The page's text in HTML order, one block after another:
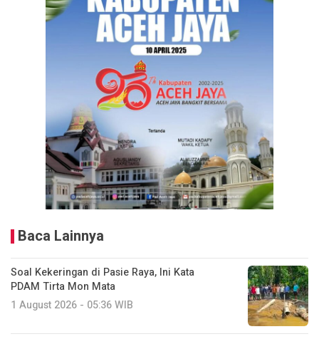
Baca Lainnya
Soal Kekeringan di Pasie Raya, Ini Kata
PDAM Tirta Mon Mata
1 August 2026 - 05:36 WIB